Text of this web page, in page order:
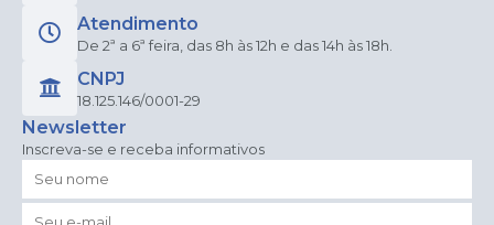
Atendimento
De 2ª a 6ª feira, das 8h às 12h e das 14h às 18h.
CNPJ
18.125.146/0001-29
Newsletter
Inscreva-se e receba informativos